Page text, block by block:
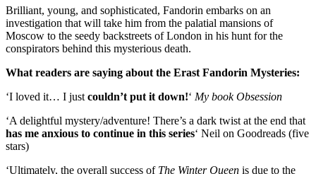
Brilliant, young, and sophisticated, Fandorin embarks on an
investigation that will take him from the palatial mansions of
Moscow to the seedy backstreets of London in his hunt for the
conspirators behind this mysterious death.
What readers are saying about the Erast Fandorin Mysteries:
‘I loved it… I just couldn’t put it down!‘ My book Obsession
‘A delightful mystery/adventure! There’s a dark twist at the end that
has me anxious to continue in this series‘ Neil on Goodreads (five
stars)
‘Ultimately, the overall success of The Winter Queen is due to the